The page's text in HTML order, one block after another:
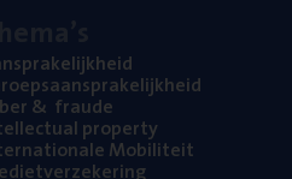
& fraude
property
Mobiliteit